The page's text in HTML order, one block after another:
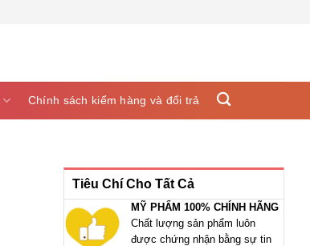
Chính sách kiểm hàng và đổi trả
Tiêu Chí Cho Tất Cả
MỸ PHẨM 100% CHÍNH HÃNG
Chất lượng sản phẩm luôn
được chứng nhận bằng sự tin